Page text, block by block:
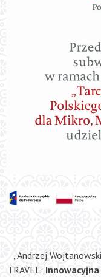
„Andrzej
TRAVEL: